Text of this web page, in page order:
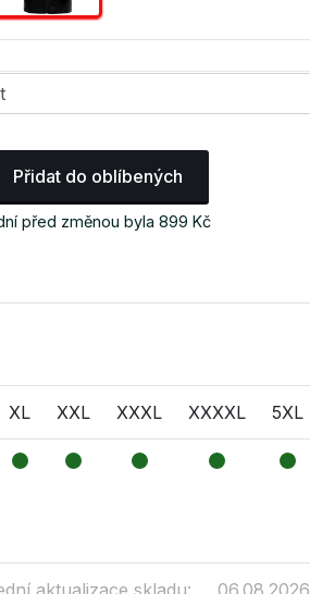
Přidat do oblíbených
před změnou byla 899 Kč
XL XXL XXXL XXXXL 5XL
aktualizace skladu: 06.08.2026